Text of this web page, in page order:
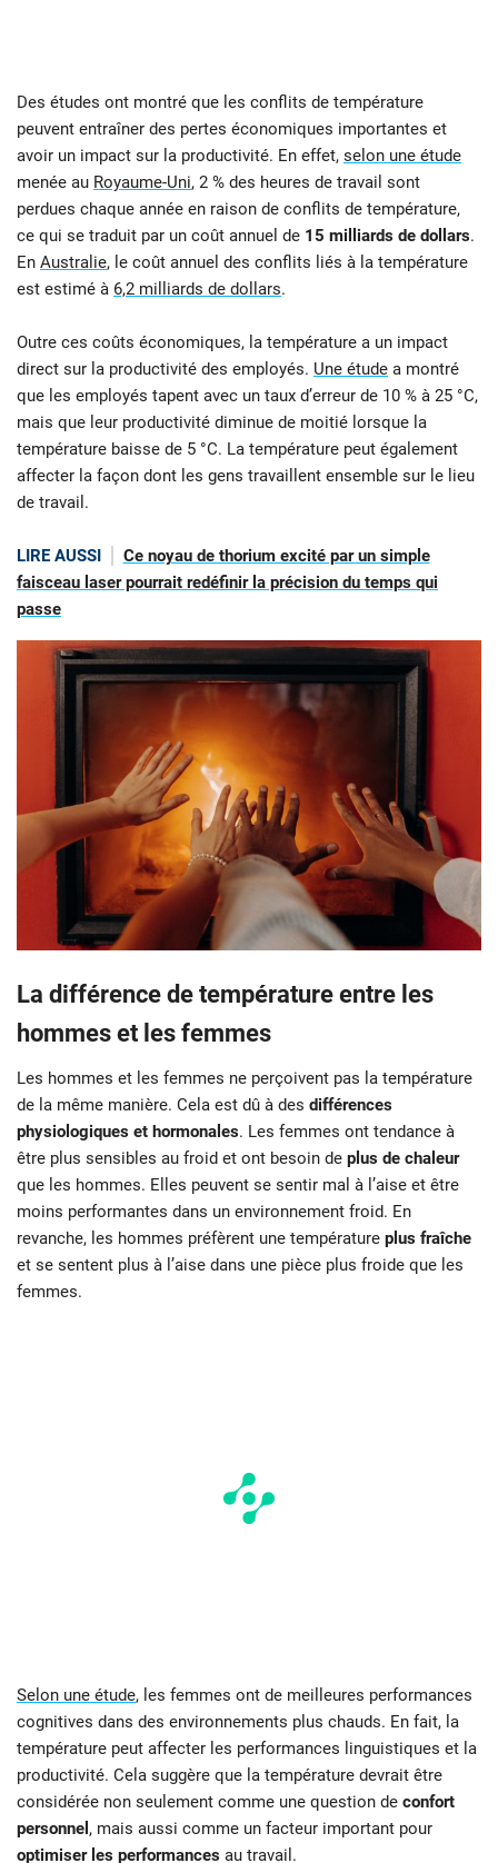
Des études ont montré que les conflits de température
peuvent entraîner des pertes économiques importantes et
avoir un impact sur la productivité. En effet, selon une étude
menée au Royaume-Uni, 2 % des heures de travail sont
perdues chaque année en raison de conflits de température,
ce qui se traduit par un coût annuel de 15 milliards de dollars.
En Australie, le coût annuel des conflits liés à la température
est estimé à 6,2 milliards de dollars.
Outre ces coûts économiques, la température a un impact
direct sur la productivité des employés. Une étude a montré
que les employés tapent avec un taux d’erreur de 10 % à 25 °C,
mais que leur productivité diminue de moitié lorsque la
température baisse de 5 °C. La température peut également
affecter la façon dont les gens travaillent ensemble sur le lieu
de travail.
LIRE AUSSI
Ce noyau de thorium excité par un simple
faisceau laser pourrait redéfinir la précision du temps qui
passe
La différence de température entre les
hommes et les femmes
Les hommes et les femmes ne perçoivent pas la température
de la même manière. Cela est dû à des différences
physiologiques et hormonales. Les femmes ont tendance à
être plus sensibles au froid et ont besoin de plus de chaleur
que les hommes. Elles peuvent se sentir mal à l’aise et être
moins performantes dans un environnement froid. En
revanche, les hommes préfèrent une température plus fraîche
et se sentent plus à l’aise dans une pièce plus froide que les
femmes.
Selon une étude, les femmes ont de meilleures performances
cognitives dans des environnements plus chauds. En fait, la
température peut affecter les performances linguistiques et la
productivité. Cela suggère que la température devrait être
considérée non seulement comme une question de confort
personnel , mais aussi comme un facteur important pour
optimiser les performances au travail.